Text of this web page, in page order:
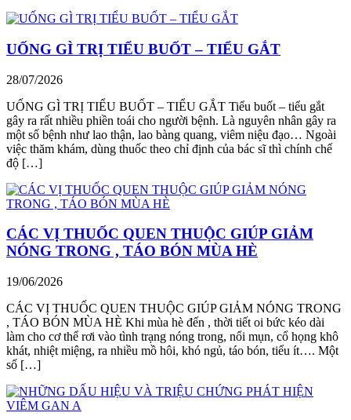
UỐNG GÌ TRỊ TIỂU BUỐT – TIỂU GẮT
28/07/2026
UỐNG GÌ TRỊ TIỂU BUỐT – TIỂU GẮT Tiểu buốt – tiểu gắt
gây ra rất nhiều phiền toái cho người bệnh. Là nguyên nhân gây ra
một số bệnh như lao thận, lao bàng quang, viêm niệu đạo… Ngoài
việc thăm khám, dùng thuốc theo chỉ định của bác sĩ thì chính chế
độ […]
CÁC VỊ THUỐC QUEN THUỘC GIÚP GIẢM
NÓNG TRONG , TÁO BÓN MÙA HÈ
19/06/2026
CÁC VỊ THUỐC QUEN THUỘC GIÚP GIẢM NÓNG TRONG
, TÁO BÓN MÙA HÈ Khi mùa hè đến , thời tiết oi bức kéo dài
làm cho cơ thể rơi vào tình trạng nóng trong, nổi mụn, cổ họng khô
khát, nhiệt miệng, ra nhiều mồ hôi, khó ngủ, táo bón, tiểu ít…. Một
số […]